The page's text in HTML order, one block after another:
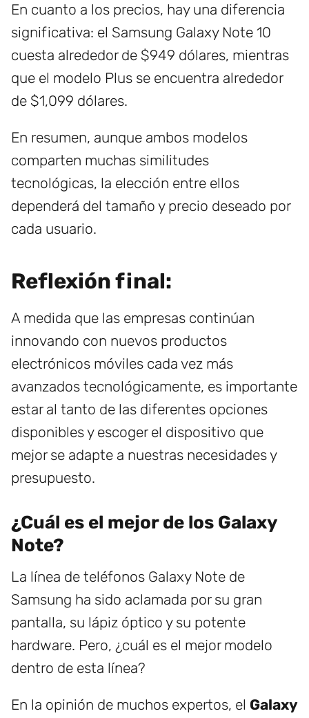
En cuanto a los precios, hay una diferencia
significativa: el Samsung Galaxy Note 10
cuesta alrededor de $949 dólares, mientras
que el modelo Plus se encuentra alrededor
de $1,099 dólares.
En resumen, aunque ambos modelos
comparten muchas similitudes
tecnológicas, la elección entre ellos
dependerá del tamaño y precio deseado por
cada usuario.
Reflexión final:
A medida que las empresas continúan
innovando con nuevos productos
electrónicos móviles cada vez más
avanzados tecnológicamente, es importante
estar al tanto de las diferentes opciones
disponibles y escoger el dispositivo que
mejor se adapte a nuestras necesidades y
presupuesto.
¿Cuál es el mejor de los Galaxy
Note?
La línea de teléfonos Galaxy Note de
Samsung ha sido aclamada por su gran
pantalla, su lápiz óptico y su potente
hardware. Pero, ¿cuál es el mejor modelo
dentro de esta línea?
En la opinión de muchos expertos, el Galaxy